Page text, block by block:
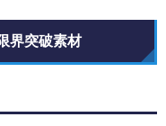
界突破素材